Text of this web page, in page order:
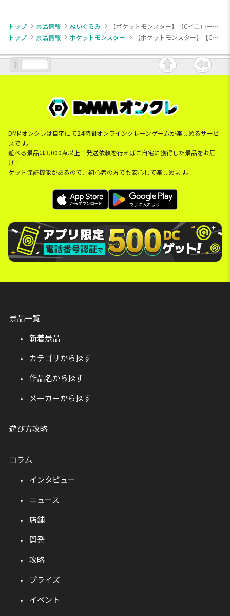
トップ 景品情報 ぬいぐるみ
【ポケットモンスター】【Cイエロー】ポケットモンスター めちゃもふぐっとぬいぐるみ～シャリタツ～
トップ
景品情報 ポケットモンスター 【ポケットモンスター】【Cイエロー】ポケットモンスター めちゃもふぐっとぬいぐるみ～シャリタツ～
DMMオンクレは自宅にて24時間オンラインクレーンゲームが楽しめるサービ
スです。
遊べる景品は3,000点以上！発送依頼を行えばご自宅に獲得した景品をお届
け！
ゲット保証機能があるので、初心者の方でも安心して楽しめます。
景品一覧
新着景品
カテゴリから探す
作品名から探す
メーカーから探す
遊び方攻略
コラム
インタビュー
ニュース
店舗
開発
攻略
プライズ
イベント